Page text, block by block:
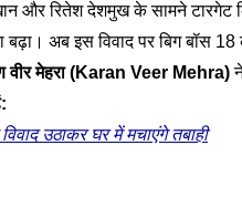
और रितेश देशमुख के सामने टारगेट
बढ़ा। अब इस विवाद पर बिग बॉस
मेहरा (Karan Veer Mehra)
उठाकर घर में मचाएंगे तबाही